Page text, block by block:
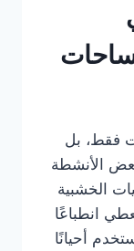
فقط، بل
الأنشطة
الخشبية
انطباعًا
أحيانًا